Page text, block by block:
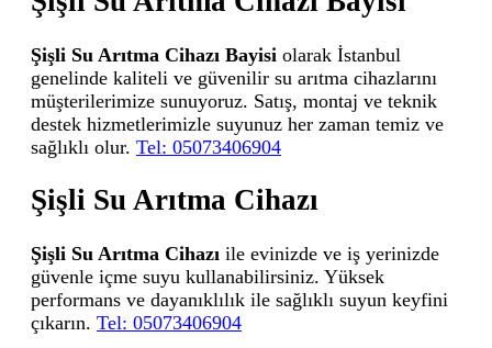
Şişli Su Arıtma Cihazı Bayisi olarak İstanbul
genelinde kaliteli ve güvenilir su arıtma cihazlarını
müşterilerimize sunuyoruz. Satış, montaj ve teknik
destek hizmetlerimizle suyunuz her zaman temiz ve
sağlıklı olur. Tel: 05073406904
Şişli Su Arıtma Cihazı
Şişli Su Arıtma Cihazı ile evinizde ve iş yerinizde
güvenle içme suyu kullanabilirsiniz. Yüksek
performans ve dayanıklılık ile sağlıklı suyun keyfini
çıkarın. Tel: 05073406904